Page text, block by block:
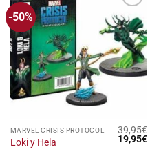
-50%
Añadir
a la
lista
de
deseos
MARVEL CRISIS PROTOCOL
Loki y Hela
39,95€
El
precio
19,95€El